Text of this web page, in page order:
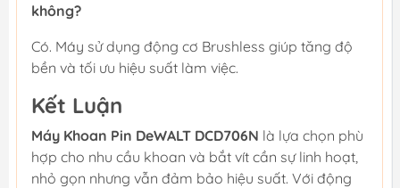
không?
Có. Máy sử dụng động cơ Brushless giúp tăng độ
bền và tối ưu hiệu suất làm việc.
Kết Luận
Máy Khoan Pin DeWALT DCD706N là lựa chọn phù
hợp cho nhu cầu khoan và bắt vít cần sự linh hoạt,
nhỏ gọn nhưng vẫn đảm bảo hiệu suất. Với động